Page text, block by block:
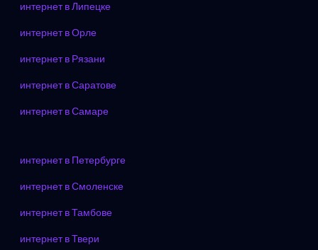
интернет в Липецке
интернет в Орле
интернет в Рязани
интернет в Саратове
интернет в Самаре
интернет в Петербурге
интернет в Смоленске
интернет в Тамбове
интернет в Твери